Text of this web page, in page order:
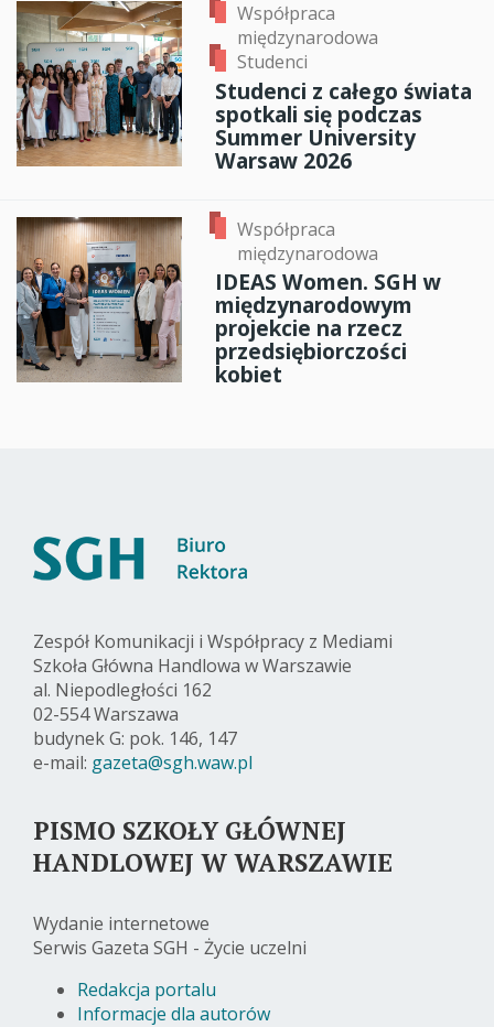
Współpraca
międzynarodowa
Studenci
Studenci z całego świata
spotkali się podczas
Summer University
Warsaw 2026
Współpraca
międzynarodowa
IDEAS Women. SGH w
międzynarodowym
projekcie na rzecz
przedsiębiorczości
kobiet
Zespół Komunikacji i Współpracy z Mediami
Szkoła Główna Handlowa w Warszawie
al. Niepodległości 162
02-554 Warszawa
budynek G: pok. 146, 147
e-mail: gazeta@sgh.waw.pl
PISMO SZKOŁY GŁÓWNEJ
HANDLOWEJ W WARSZAWIE
Wydanie internetowe
Serwis Gazeta SGH - Życie uczelni
Redakcja portalu
Informacje dla autorów